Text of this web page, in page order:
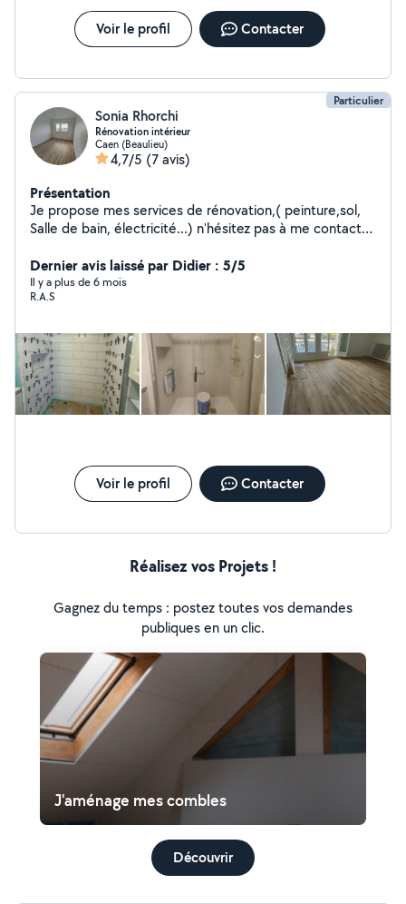
Voir le profil Contacter
Particulier
Sonia Rhorchi
Rénovation intérieur
Caen (Beaulieu)
4,7/5 (7 avis)
Présentation
Je propose mes services de rénovation,( peinture,sol,
Salle de bain, électricité...) n'hésitez pas à me contacter
Dernier avis laissé par Didier : 5/5
Il y a plus de 6 mois
R.A.S
Voir le profil Contacter
Réalisez vos Projets !
Gagnez du temps : postez toutes vos demandes
publiques en un clic.
J'aménage mes combles
Découvrir